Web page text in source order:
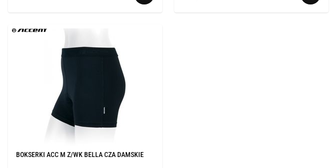
BOKSERKI ACC M Z/WK BELLA CZA DAMSKIE